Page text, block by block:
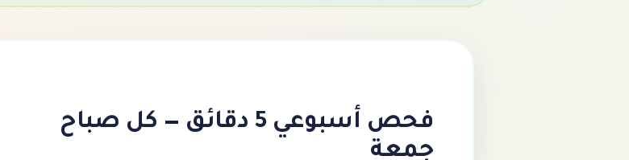
فحص أسبوعي 5 دقائق — كل صباح
جمعة